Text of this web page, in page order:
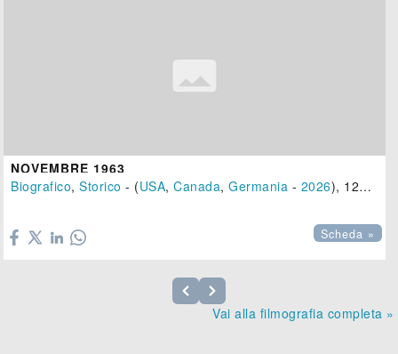
NOVEMBRE 1963
Biografico,Storico - (USA,Canada,Germania - 2026), 120 min.
Scheda »
Vai alla filmografia completa »